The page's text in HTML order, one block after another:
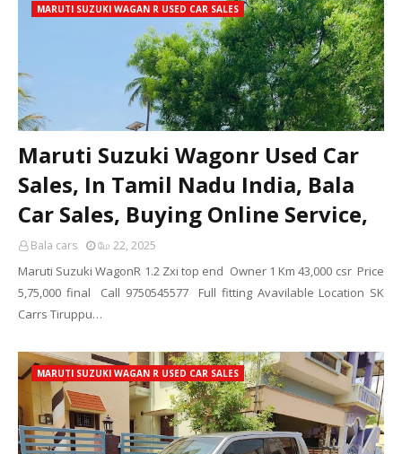
MARUTI SUZUKI WAGAN R USED CAR SALES
Maruti Suzuki Wagonr Used Car
Sales, In Tamil Nadu India, Bala
Car Sales, Buying Online Service,
Bala cars மே 22, 2025
Maruti Suzuki WagonR 1.2 Zxi top end Owner 1 Km 43,000 csr Price
5,75,000 final Call 9750545577 Full fitting Avavilable Location SK
Carrs Tiruppu…
MARUTI SUZUKI WAGAN R USED CAR SALES